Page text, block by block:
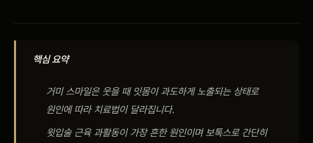
치과 백과사전
자주 묻는 질문
핵심 요약
거미 스마일은 웃을 때 잇몸이 과도하게 노출되는 상태로
원인에 따라 치료법이 달라집니다.
윗입술 근육 과활동이 가장 흔한 원인이며 보톡스로 간단히